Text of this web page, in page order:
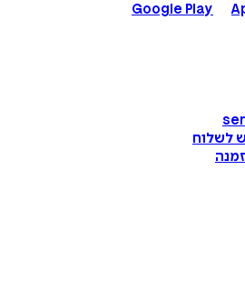
Google Play
לשלוח